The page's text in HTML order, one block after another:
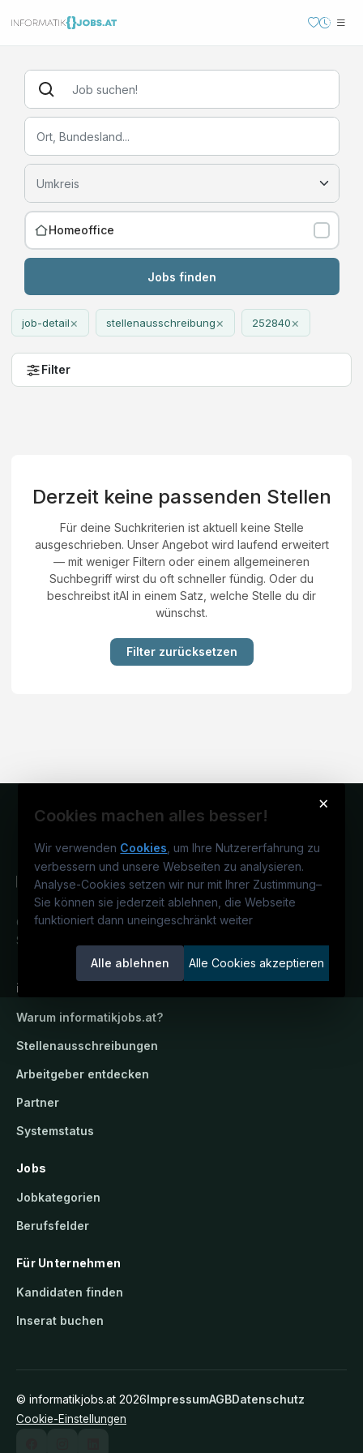
Homeoffice
Jobs finden
job-detail× stellenausschreibung× 252840×
Filter
Derzeit keine passenden Stellen
Für deine Suchkriterien ist aktuell keine Stelle
ausgeschrieben. Unser Angebot wird laufend erweitert
— mit weniger Filtern oder einem allgemeineren
Suchbegriff wirst du oft schneller fündig. Oder du
beschreibst itAI in einem Satz, welche Stelle du dir
wünschst.
Filter zurücksetzen
×
Cookies machen alles besser!
Wir verwenden Cookies , um Ihre Nutzererfahrung zu
verbessern und unsere Webseiten zu analysieren.
Analyse-Cookies setzen wir nur mit Ihrer Zustimmung–
Sie können sie jederzeit ablehnen, die Webseite
funktioniert dann uneingeschränkt weiter
Alle ablehnen Alle Cookies akzeptieren
Österreichs IT-Karriereportal.Ein
Service der candidatis GmbH.
informatikjobs.at
Warum informatikjobs.at?
Stellenausschreibungen
Arbeitgeber entdecken
Partner
Systemstatus
Jobs
Jobkategorien
Berufsfelder
Für Unternehmen
Kandidaten finden
Inserat buchen
© informatikjobs.at 2026ImpressumAGBDatenschutz
Cookie-Einstellungen